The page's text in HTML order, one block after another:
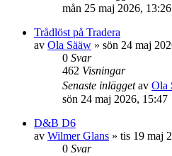
mån 25 maj 2026, 13:26
Trådlöst på Tradera
av Ola Sääw » sön 24 maj
0 Svar
462 Visningar
Senaste inläggetav Ola
sön 24 maj 2026, 15:47
D&B D6
av Wilmer Glans » tis 19 maj
0 Svar